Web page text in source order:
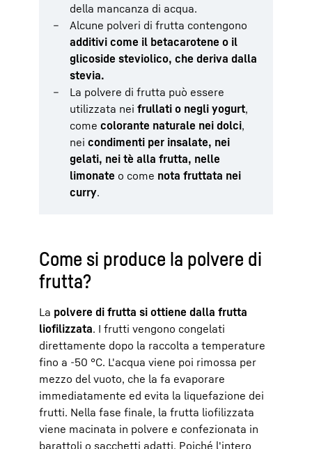
della mancanza di acqua.
Alcune polveri di frutta contengono
additivi come il betacarotene o il
glicoside steviolico, che deriva dalla
stevia.
La polvere di frutta può essere
utilizzata nei frullati o negli yogurt,
come colorante naturale nei dolci,
nei condimenti per insalate, nei
gelati, nei tè alla frutta, nelle
limonate o come nota fruttata nei
curry.
Come si produce la polvere di
frutta?
La polvere di frutta si ottiene dalla frutta
liofilizzata. I frutti vengono congelati
direttamente dopo la raccolta a temperature
fino a -50 °C. L'acqua viene poi rimossa per
mezzo del vuoto, che la fa evaporare
immediatamente ed evita la liquefazione dei
frutti. Nella fase finale, la frutta liofilizzata
viene macinata in polvere e confezionata in
barattoli o sacchetti adatti. Poiché l'intero